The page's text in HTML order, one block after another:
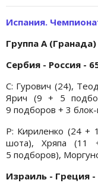
Испания.
Группа A (Гранада)
Сербия - Россия -
С: Гурович (24),
Ярич (9 + 5
9 подборов + 3
Р: Кириленко (24 +
шота), Хряпа (11
5 подборов),
Израиль - Греция -